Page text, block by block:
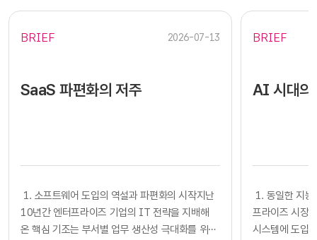
BRIEF 2026-07-13
SaaS 파편화의 저주
​​ 1. 소프트웨어 도입의 역설과 파편화의 시작지난
10년간 엔터프라이즈 기업의 IT 전략을 지배해
온 핵심 기조는 부서별 업무 생산성 극대화를 위한
BRIEF
AI 시대의
1. 동일한 지
프라이즈 시장
시스템에 도입